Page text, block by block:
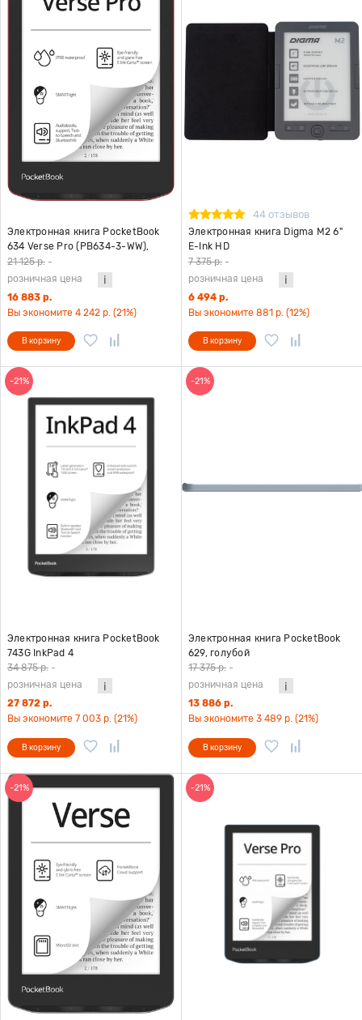
Электронная книга PocketBook
634 Verse Pro (PB634-3-WW),
красный
21 125 р. -
розничная цена
16 883 р.
Вы экономите 4 242 р. (21%)
В корзину
44 отзывов
Электронная книга Digma M2 6"
E-Ink HD
7 375 р. -
розничная цена
6 494 р.
Вы экономите 881 р. (12%)
В корзину
-21%
Электронная книга PocketBook
743G InkPad 4
34 875 р. -
розничная цена
27 872 р.
Вы экономите 7 003 р. (21%)
В корзину
-21%
Электронная книга PocketBook
629, голубой
17 375 р. -
розничная цена
13 886 р.
Вы экономите 3 489 р. (21%)
В корзину
-21% -21%